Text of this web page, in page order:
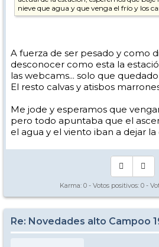
nieve que agua y que venga el frío y los
A fuerza de ser pesado y como
desconocer como esta la
las webcams... solo que
El resto calvas y atisbos
Me jode y esperamos que
pero todo apuntaba que el
el agua y el viento iban a dejar
Karma: 0 - Votos positivos: 0 -
Re: Novedades alto Campoo